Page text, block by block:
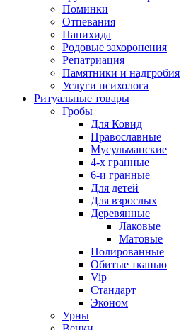
Поминки
Отпевания
Панихида
Родовые захоронения
Репатриация
Памятники и надгробия
Услуги психолога
Ритуальные товары
Гробы
Для Ковид
Православные
Мусульманские
4-х гранные
6-и гранные
Для детей
Для взрослых
Деревянные
Лаковые
Матовые
Полированные
Обитые тканью
Vip
Стандарт
Эконом
Урны